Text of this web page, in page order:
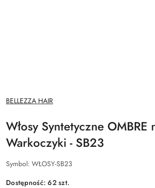
NAZWA
PRODUCENTA:
BELLEZZA HAIR
Włosy Syntetyczne OMBRE
Warkoczyki - SB23
Symbol: WŁOSY-SB23
Dostępność:62szt.